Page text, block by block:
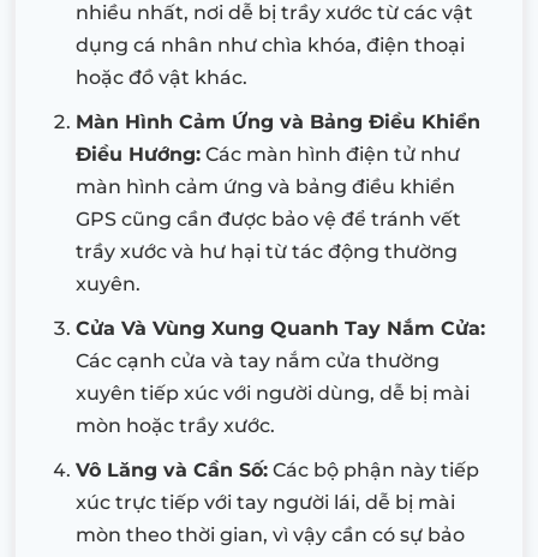
nhiều nhất, nơi dễ bị trầy xước từ các vật
dụng cá nhân như chìa khóa, điện thoại
hoặc đồ vật khác.
Màn Hình Cảm Ứng và Bảng Điều Khiển
Điều Hướng: Các màn hình điện tử như
màn hình cảm ứng và bảng điều khiển
GPS cũng cần được bảo vệ để tránh vết
trầy xước và hư hại từ tác động thường
xuyên.
Cửa Và Vùng Xung Quanh Tay Nắm Cửa:
Các cạnh cửa và tay nắm cửa thường
xuyên tiếp xúc với người dùng, dễ bị mài
mòn hoặc trầy xước.
Vô Lăng và Cần Số: Các bộ phận này tiếp
xúc trực tiếp với tay người lái, dễ bị mài
mòn theo thời gian, vì vậy cần có sự bảo